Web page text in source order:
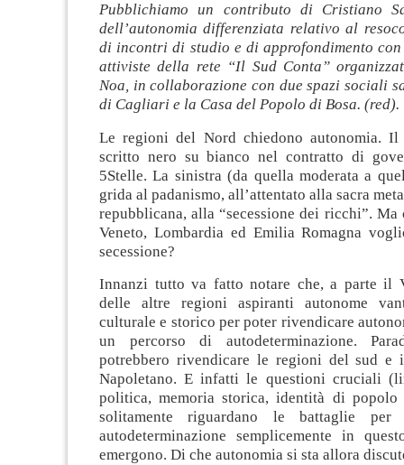
Pubblichiamo un contributo di Cristiano
dell’autonomia differenziata relativo al
di incontri di studio e di approfondimento
attiviste della rete “Il Sud Conta”
Noa, in collaborazione con due spazi sociali
di Cagliari e la Casa del Popolo di Bosa. (red).
Le regioni del Nord chiedono autonomia. Il
scritto nero su bianco nel contratto di
5Stelle. La sinistra (da quella moderata a
grida al padanismo, all’attentato alla sacra
repubblicana, alla “secessione dei ricchi”. Ma
Veneto, Lombardia ed Emilia Romagna
secessione?
Innanzi tutto va fatto notare che, a parte il
delle altre regioni aspiranti autonome
culturale e storico per poter rivendicare
un percorso di autodeterminazione.
potrebbero rivendicare le regioni del sud e
Napoletano. E infatti le questioni cruciali
politica, memoria storica, identità di popolo
solitamente riguardano le battaglie
autodeterminazione semplicemente in
emergono. Di che autonomia si sta allora